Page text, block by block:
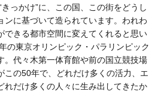
っかけ”に、この国、この街をどうし
ンに基づいて造られています。われわ
できる都市空間に変えてくれると思い
の東京オリンピック・パラリンピック
。代々木第一体育館や前の国立競技場
この50年で、どれだけ多くの活力、エ
れだけ多くの人々に生み出してきたか